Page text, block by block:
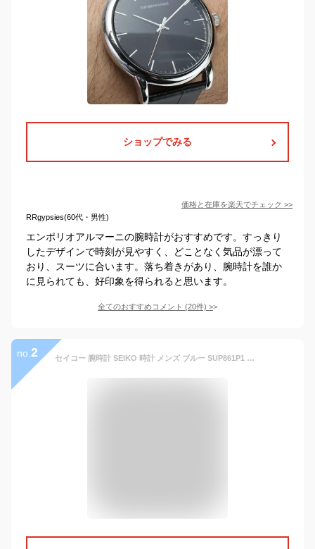
ショップでみる
価格と在庫を楽天でチェック >>
RRgypsies(60代・男性)
エンポリオアルマーニの腕時計がおすすめです。すっきり
したデザインで時刻が見やすく、どことなく気品が漂って
おり、スーツに合います。落ち着きがあり、腕時計を誰か
に見られても、好印象を得られると思います。
全てのおすすめコメント (20件) >
no. 2 セイコー 腕時計 SEIKO 時計 メンズ ブルー SUP861P1 人気 ブランド おすすめ 防水 革 レザー ベルト ソーラー 逆輸入 限定 社会人 スーツ 仕事 ビジネス 彼氏 旦那 夫 大人 かっこいい カジュアル 上品 プレゼント ギフト 新生活 新社会人